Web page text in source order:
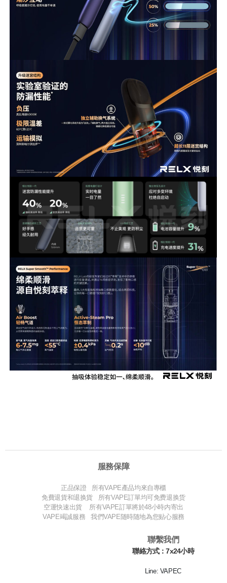
服務保障
正品保證 所有VAPE產品均來自專櫃
免費退貨和退换貨 所有VAPE訂單均可免费退换货
空運快速出貨 所有VAPE訂單將於48小時内寄出
VAPE竭誠服務 我們VAPE随時随地為您贴心服務
聯繫我們
聯絡方式：7x24小時
Line: VAPEC